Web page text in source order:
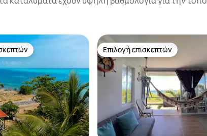
επισκεπτών Επιλογή επισκεπτών
Επιλογή επισκεπτών